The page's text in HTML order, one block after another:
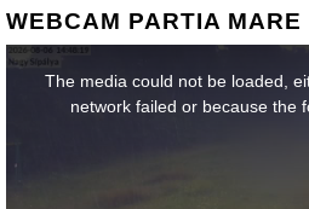
WEBCAM PARTIA MARE